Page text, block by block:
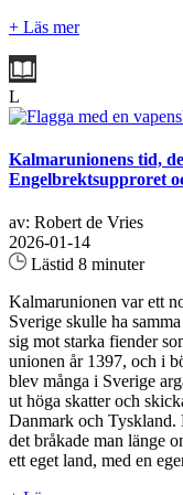
+ Läs mer
L
Kalmarunionens tid,
Engelbrektsupproret
av: Robert de Vries
2026-01-14
Lästid 8 minuter
Kalmarunionen var ett
Sverige skulle ha
sig mot starka fiender
unionen år 1397, och i
blev många i Sverige
ut höga skatter och
Danmark och Tyskland.
det bråkade man länge
ett eget land, med en